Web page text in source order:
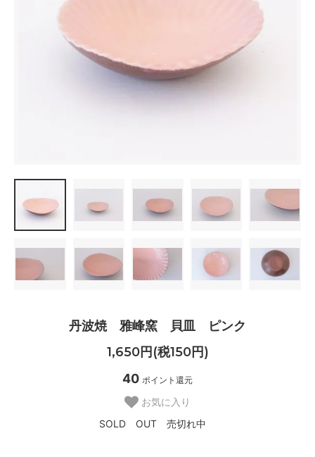
丹波焼 雅峰窯 貝皿 ピンク
1,650円(税150円)
40 ポイント還元
お気に入り
SOLD OUT 売切れ中